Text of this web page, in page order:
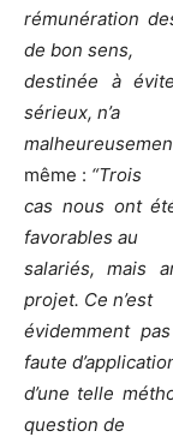
rémunération
de bon sens,
destinée à
sérieux, n’a
même : “Trois
cas nous ont
favorables au
salariés, mais
projet. Ce n’est
évidemment
faute
d’une telle
question de